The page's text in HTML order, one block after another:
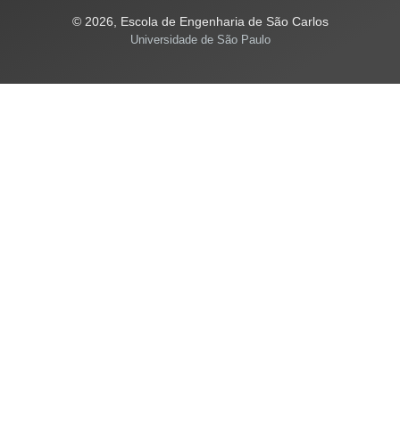
© 2026, Escola de Engenharia de São Carlos
Universidade de São Paulo